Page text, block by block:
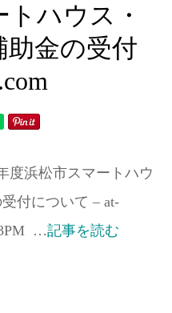
ハウス・
助金の受付
度浜松市スマートハウ
付について – at-
…記事を読む